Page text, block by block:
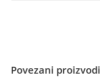
Povezani proizvodi